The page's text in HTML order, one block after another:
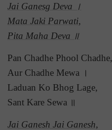
Jai Ganesg Deva ।
Mata Jaki Parwati,
Pita Maha Deva ॥
Pan Chadhe Phool Chadhe,
Aur Chadhe Mewa ।
Laduan Ko Bhog Lage,
Sant Kare Sewa ॥
Jai Ganesh Jai Ganesh,